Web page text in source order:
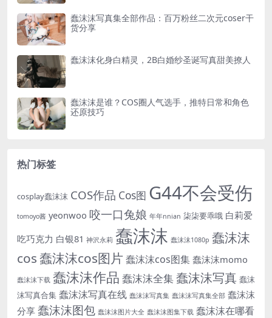
蠢沫沫写真集全部作品：百万粉丝二次元coser干
货分享
蠢沫沫化身白精灵，2B白婚纱圣诞写真甜美撩人
蠢沫沫是谁？COS圈人气选手，推特日常和角色
还原技巧
热门标签
cosplay蠢沫沫 COS作品 Cos图 G44不会受伤
tomoyo酱 yeonwoo 咬一口兔娘 年年nnian 柒柒要乖哦 白莉爱
吃巧克力 白银81 神沢永莉 蠢沫沫 蠢沫沫1080p 蠢沫沫
cos蠢沫沫cos图片 蠢沫沫cos图集 蠢沫沫momo
蠢沫沫下载 蠢沫沫作品 蠢沫沫全集蠢沫沫写真 蠢沫
沫写真合集 蠢沫沫写真在线 蠢沫沫写真集 蠢沫沫写真集全部 蠢沫沫
分享 蠢沫沫图包 蠢沫沫图片大全 蠢沫沫图集下载 蠢沫沫在哪看